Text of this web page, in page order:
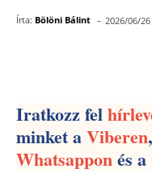
Írta: Bölöni Bálint - 2026/06/26
Iratkozz fel
minket aViberen
Whatsapponés a